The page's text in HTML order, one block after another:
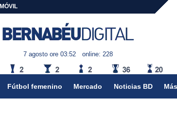
MÓVIL
7 agosto ore 03:52 online: 228
Fútbol femenino Mercado Noticias BD